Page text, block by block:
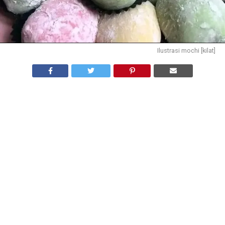
Ilustrasi mochi [kilat]